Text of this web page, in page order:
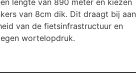
lengte van 890 meter en kiezen
van 8cm dik. Dit draagt bij aan
van de fietsinfrastructuur en
wortelopdruk.